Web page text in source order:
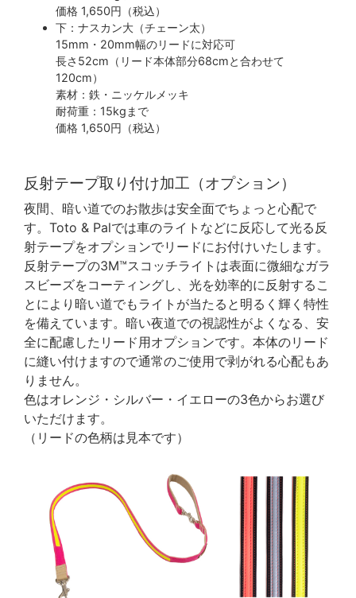
価格 1,650円（税込）
下：ナスカン大（チェーン太）
15mm・20mm幅のリードに対応可
長さ52cm（リード本体部分68cmと合わせて
120cm）
素材：鉄・ニッケルメッキ
耐荷重：15kgまで
価格 1,650円（税込）
反射テープ取り付け加工（オプション）
夜間、暗い道でのお散歩は安全面でちょっと心配で
す。Toto & Palでは車のライトなどに反応して光る反
射テープをオプションでリードにお付けいたします。
反射テープの3M™スコッチライトは表面に微細なガラ
スビーズをコーティングし、光を効率的に反射するこ
とにより暗い道でもライトが当たると明るく輝く特性
を備えています。暗い夜道での視認性がよくなる、安
全に配慮したリード用オプションです。本体のリード
に縫い付けますので通常のご使用で剥がれる心配もあ
りません。
色はオレンジ・シルバー・イエローの3色からお選び
いただけます。
（リードの色柄は見本です）